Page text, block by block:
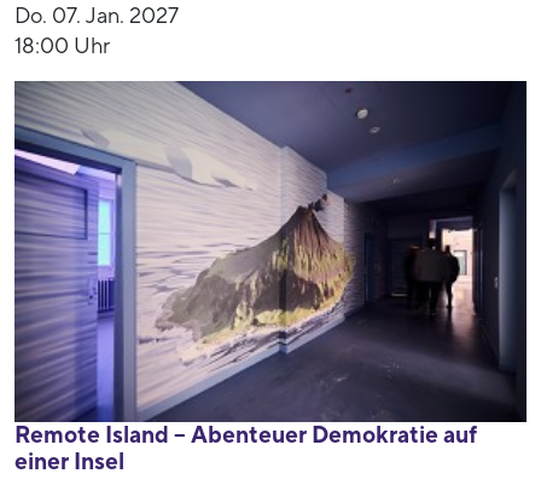
Do. 07. Jan. 2027
18:00 Uhr
Remote Island – Abenteuer Demokratie auf
einer Insel